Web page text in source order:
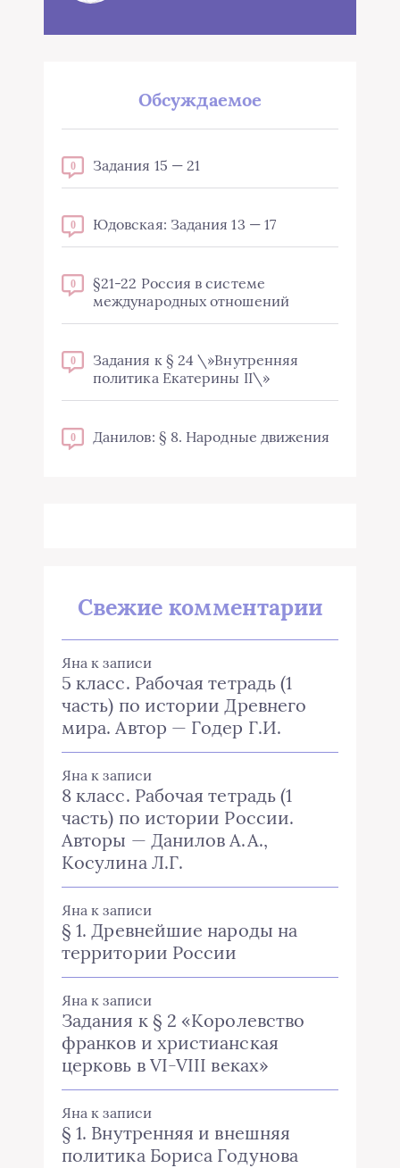
Обсуждаемое
0 Задания 15 — 21
0 Юдовская: Задания 13 — 17
0
§21-22 Россия в системе
международных отношений
0
Задания к § 24 \»Внутренняя
политика Екатерины II\»
0 Данилов: § 8. Народные движения
Свежие комментарии
Яна к записи
5 класс. Рабочая тетрадь (1
часть) по истории Древнего
мира. Автор — Годер Г.И.
Яна к записи
8 класс. Рабочая тетрадь (1
часть) по истории России.
Авторы — Данилов А.А.,
Косулина Л.Г.
Яна к записи
§ 1. Древнейшие народы на
территории России
Яна к записи
Задания к § 2 «Королевство
франков и христианская
церковь в VI-VIII веках»
Яна к записи
§ 1. Внутренняя и внешняя
политика Бориса Годунова